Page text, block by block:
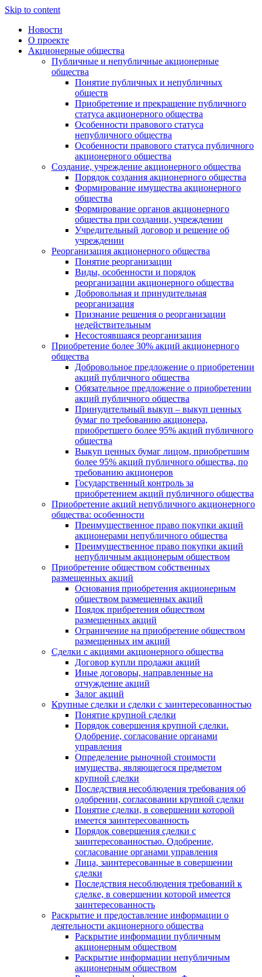
Skip to content
Новости
О проекте
Акционерные общества
Публичные и непубличные акционерные
общества
Понятие публичных и непубличных
обществ
Приобретение и прекращение публичного
статуса акционерного общества
Особенности правового статуса
непубличного общества
Особенности правового статуса публичного
акционерного общества
Создание, учреждение акционерного общества
Порядок создания акционерного общества
Формирование имущества акционерного
общества
Формирование органов акционерного
общества при создании, учреждении
Учредительный договор и решение об
учреждении
Реорганизация акционерного общества
Понятие реорганизации
Виды, особенности и порядок
реорганизации акционерного общества
Добровольная и принудительная
реорганизация
Признание решения о реорганизации
недействительным
Несостоявшаяся реорганизация
Приобретение более 30% акций акционерного
общества
Добровольное предложение о приобретении
акций публичного общества
Обязательное предложение о приобретении
акций публичного общества
Принудительный выкуп – выкуп ценных
бумаг по требованию акционера,
приобретшего более 95% акций публичного
общества
Выкуп ценных бумаг лицом, приобретшим
более 95% акций публичного общества, по
требованию акционеров
Государственный контроль за
приобретением акций публичного общества
Приобретение акций непубличного акционерного
общества: особенности
Преимущественное право покупки акций
акционерами непубличного общества
Преимущественное право покупки акций
непубличным акционерым обществом
Приобретение обществом собственных
размещенных акций
Основания приобретения акционерным
обществом размещенных акций
Поядок прибретения обществом
размещенных акций
Ограничение на приобретение обществом
размещенных им акций
Сделки с акциями акционерного общества
Договор купли продажи акций
Иные договоры, направленные на
отчуждение акций
Залог акций
Крупные сделки и сделки с заинтересованностью
Понятие крупной сделки
Порядок совершения крупной сделки.
Одобрение, согласование органами
управления
Определение рыночной стоимости
имущества, являющегося предметом
крупной сделки
Последствия несоблюдения требования об
одобрении, согласовании крупной сделки
Понятие сделки, в совершении которой
имеется заинтересованность
Порядок совершения сделки с
заинтересованностью. Одобрение,
согласование органами управления
Лица, заинтересованные в совершении
сделки
Последствия несоблюдения требований к
сделке, в совершении которой имеется
заинтересованность
Раскрытие и предоставление информации о
деятельности акционерного общества
Раскрытие информации публичным
акционерным обществом
Раскрытие информации непубличным
акционерным обществом